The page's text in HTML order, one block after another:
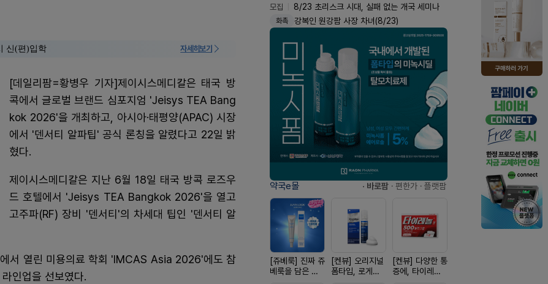
신(편)입학 자세히보기
[데일리팜=황병우 기자]제이시스메디칼은 태국 방
콕에서 글로벌 브랜드 심포지엄 'Jeisys TEA Bang
kok 2026'을 개최하고, 아시아·태평양(APAC) 시장
에서 '덴서티 알파팁' 공식 론칭을 알렸다고 22일 밝
혔다.
제이시스메디칼은 지난 6월 18일 태국 방콕 로즈우
드 호텔에서 'Jeisys TEA Bangkok 2026'을 열고
고주파(RF) 장비 '덴서티'의 차세대 팁인 '덴서티 알
서 열린 미용의료 학회 'IMCAS Asia 2026'에도 참
인업을 선보였다.
모집
8/23 초리스크 시대, 실패 없는 개국 세미나
화촉 강복인 원강팜 사장 차녀(8/23)
약국e몰 · 바로팜 · 편한가 · 플랫팜
[쥬베룩] 진짜 쥬
베룩을 담은 약
[켄뷰] 오리지널
폼타입, 로게인
[켄뷰] 다양한 통
증에, 타이레놀